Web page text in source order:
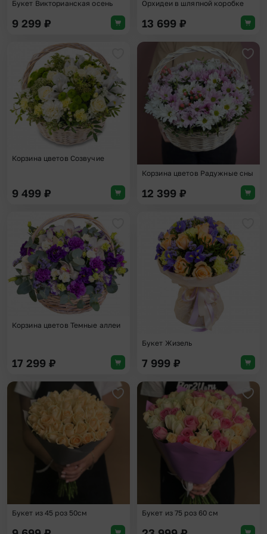
Букет Викторианская осень
9 299 ₽
Орхидеи в шляпной коробке
13 699 ₽
Добавить в избранное
Корзина цветов Созвучие
9 499 ₽
Корзина цветов Радужные сны
12 399 ₽
Добавить в избранное
Корзина цветов Темные аллеи
17 299 ₽
Букет Жизель
7 999 ₽
Добавить в избранное
Букет из 45 роз 50см Букет из 75 роз 60 см